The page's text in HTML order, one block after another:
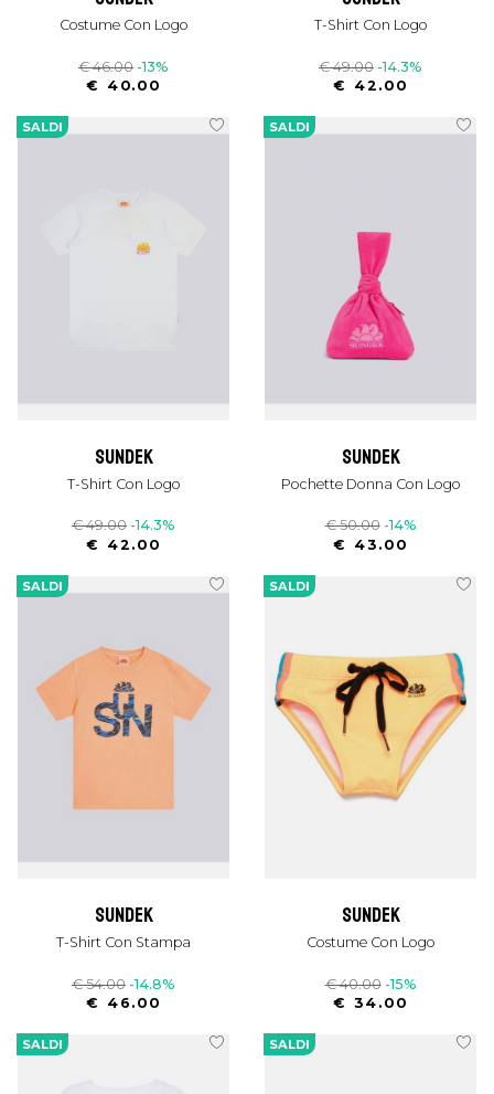
Costume Con Logo
€ 46.00 -13%
€ 40.00
T-Shirt Con Logo
€ 49.00 -14.3%
€ 42.00
SALDI
sundek
T-Shirt Con Logo
€ 49.00 -14.3%
€ 42.00
SALDI
sundek
Pochette Donna Con Logo
€ 50.00 -14%
€ 43.00
SALDI
sundek
T-Shirt Con Stampa
€ 54.00 -14.8%
€ 46.00
SALDI
sundek
Costume Con Logo
€ 40.00 -15%
€ 34.00
SALDI SALDI